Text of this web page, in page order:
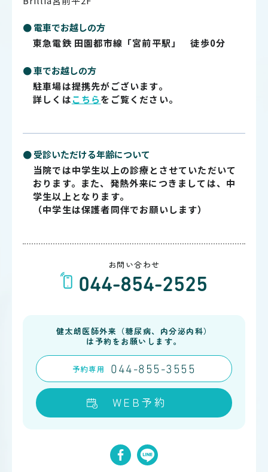
● 電車でお越しの方
東急電鉄 田園都市線「宮前平駅」 徒歩0分
● 車でお越しの方
駐車場は提携先がございます。
詳しくはこちらをご覧ください。
● 受診いただける年齢について
当院では中学生以上の診療とさせていただいて
おります。また、発熱外来につきましては、中
学生以上となります。
（中学生は保護者同伴でお願いします）
お問い合わせ
044-854-2525
健太朗医師外来（糖尿病、内分泌内科）
は予約をお願いします。
予約専用 044-855-3555
WEB予約